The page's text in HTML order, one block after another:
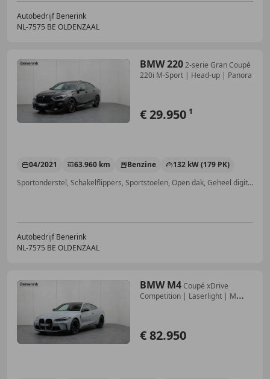
Autobedrijf Benerink
NL-7575 BE OLDENZAAL
BMW 2202-serie Gran Coupé
220i M-Sport | Head-up | Panora
€ 29.950 1
04/2021 63.960 km Benzine
132 kW (179 PK)
Sportonderstel, Schakelflippers, Sportstoelen, Open dak, Geheel digitaal combi-instrument, Garantie, Stuurwielverwarming, Getinte ramen
Autobedrijf Benerink
NL-7575 BE OLDENZAAL
BMW M4Coupé xDrive
Competition | Laserlight | M
€ 82.950